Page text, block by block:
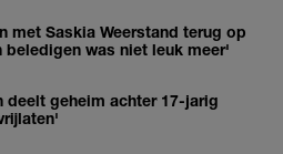
met Saskia Weerstand terug op
was niet leuk meer'
deelt geheim achter 17-jarig